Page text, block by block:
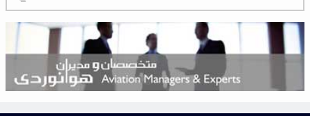
شلوغ‌ترین فرودگاه‌های اروپا در ۲۰۲۵: لندن، استانبول و پاریس
پخش زنده پرواز سیزدهم موشک استارشیپ اسپیس‌ایکس [جمعه ساعت ۰۱:۴۵]
هوش مصنوعی وارد تعمیر و بازرسی موتورهای هواپیما شد